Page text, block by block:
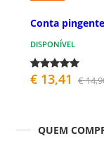
Conta
DISPONÍVEL
€ 13,41 €
QUEM